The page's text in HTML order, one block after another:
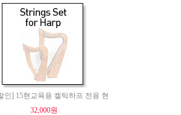
인] 15현교육용 켈틱하프 전용 현
32,000원